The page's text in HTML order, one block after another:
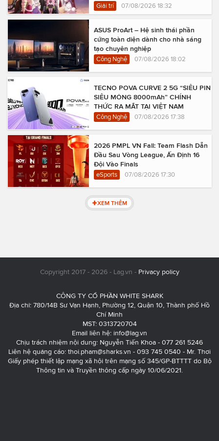
Giải trí 07/08/2026 18:32
ASUS ProArt – Hệ sinh thái phần
cứng toàn diện dành cho nhà sáng
tạo chuyên nghiệp
Công Nghệ 07/08/2026 18:02
TECNO POVA CURVE 2 5G “SIÊU PIN
SIÊU MỎNG 8000mAh” CHÍNH
THỨC RA MẮT TẠI VIỆT NAM
Công Nghệ 07/08/2026 17:38
2026 PMPL VN Fall: Team Flash Dẫn
Đầu Sau Vòng League, Ấn Định 16
Đội Vào Finals
eSports 07/08/2026 17:30
XEM THÊM
Copyright 2017 - 2026 - Lag.vn - Privacy policy
CÔNG TY CỔ PHẦN WHITE SHARK
Địa chỉ: 780/14B Sư Vạn Hạnh, Phường 12, Quận 10, Thành phố Hồ
Chí Minh
MST: 0313720704
Email liên hệ: info@lag.vn
Chịu trách nhiệm nội dung: Nguyễn Tiến Khoa - 077 261 5246
Liên hệ quảng cáo: thoi.pham@sharks.vn - 093 745 0540 - Mr. Thơi
Giấy phép thiết lập mạng xã hội trên mạng số 345/GP-BTTTT do Bộ
Thông tin và Truyền thông cấp ngày 10/06/2021.